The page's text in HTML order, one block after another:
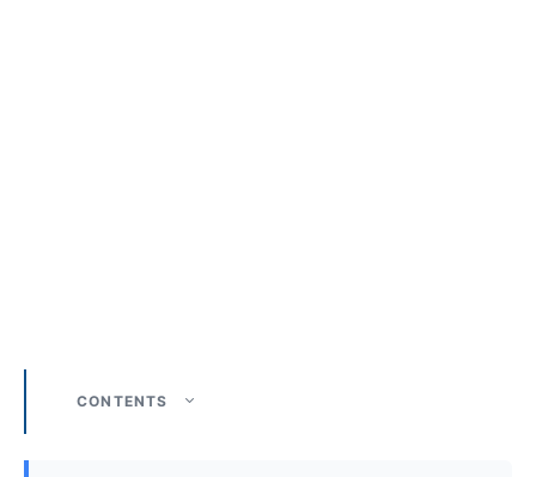
CONTENTS